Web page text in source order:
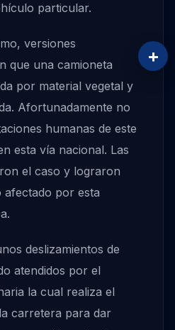
particular.
versiones
que una camioneta
por material vegetal y
Afortunadamente no
humanas de este
esta vía nacional. Las
el caso y lograron
por esta
deslizamientos de
atendidos por el
la cual realiza el
carretera para dar
+